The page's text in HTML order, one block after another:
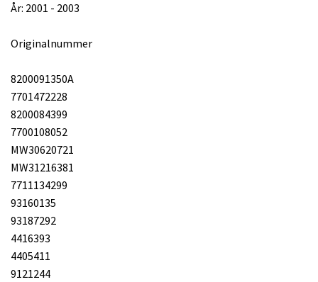
År: 2001 - 2003
Originalnummer
8200091350A
7701472228
8200084399
7700108052
MW30620721
MW31216381
7711134299
93160135
93187292
4416393
4405411
9121244